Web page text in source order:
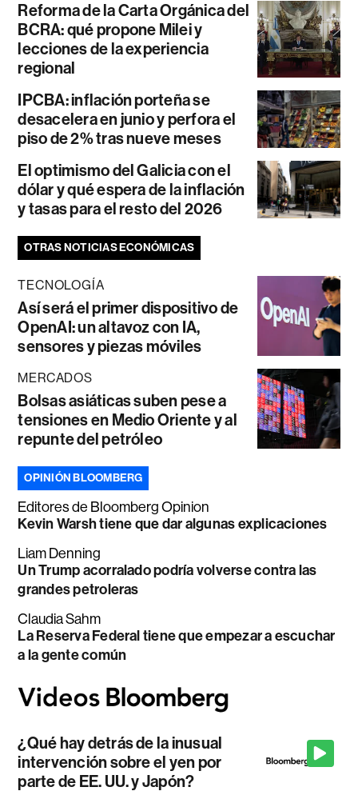
Reforma de la Carta Orgánica del
BCRA: qué propone Milei y
lecciones de la experiencia
regional
IPCBA: inflación porteña se
desacelera en junio y perfora el
piso de 2% tras nueve meses
El optimismo del Galicia con el
dólar y qué espera de la inflación
y tasas para el resto del 2026
OTRAS NOTICIAS ECONÓMICAS
TECNOLOGÍA
Así será el primer dispositivo de
OpenAI: un altavoz con IA,
sensores y piezas móviles
MERCADOS
Bolsas asiáticas suben pese a
tensiones en Medio Oriente y al
repunte del petróleo
OPINIÓN BLOOMBERG
Editores de Bloomberg Opinion
Kevin Warsh tiene que dar algunas explicaciones
Liam Denning
Un Trump acorralado podría volverse contra las
grandes petroleras
Claudia Sahm
La Reserva Federal tiene que empezar a escuchar
a la gente común
¿Qué hay detrás de la inusual
intervención sobre el yen por
parte de EE. UU. y Japón?